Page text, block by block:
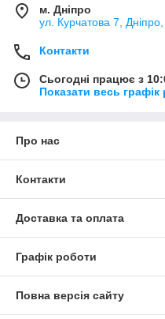
м. Дніпро
ул. Курчатова 7, Дніпро,
Контакти
Сьогодні працює з
Показати весь графік
Про нас
Контакти
Доставка та оплата
Графік роботи
Повна версія сайту